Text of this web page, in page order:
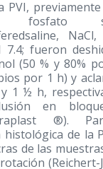
PVI,
fosfato
NaCl,
7.4; fueron
(50 % y 80%
por 1 h) y
1 ½ h,
en
®).
histológica de la
de las
(Reichert-